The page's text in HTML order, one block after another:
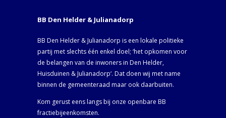
BB Den Helder & Julianadorp
BB Den Helder & Julianadorp is een lokale politieke
partij met slechts één enkel doel; ‘het opkomen voor
de belangen van de inwoners in Den Helder,
Huisduinen & Julianadorp‘. Dat doen wij met name
binnen de gemeenteraad maar ook daarbuiten.
Kom gerust eens langs bij onze openbare BB
fractiebijeenkomsten.